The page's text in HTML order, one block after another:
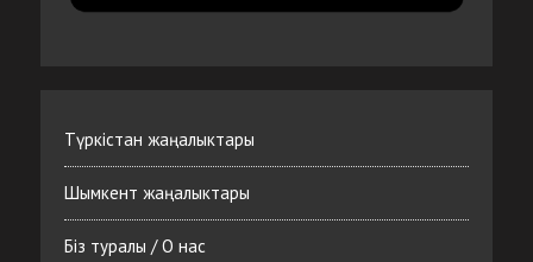
Түркістан жаңалыктары
Шымкент жаңалыктары
Біз туралы / О нас